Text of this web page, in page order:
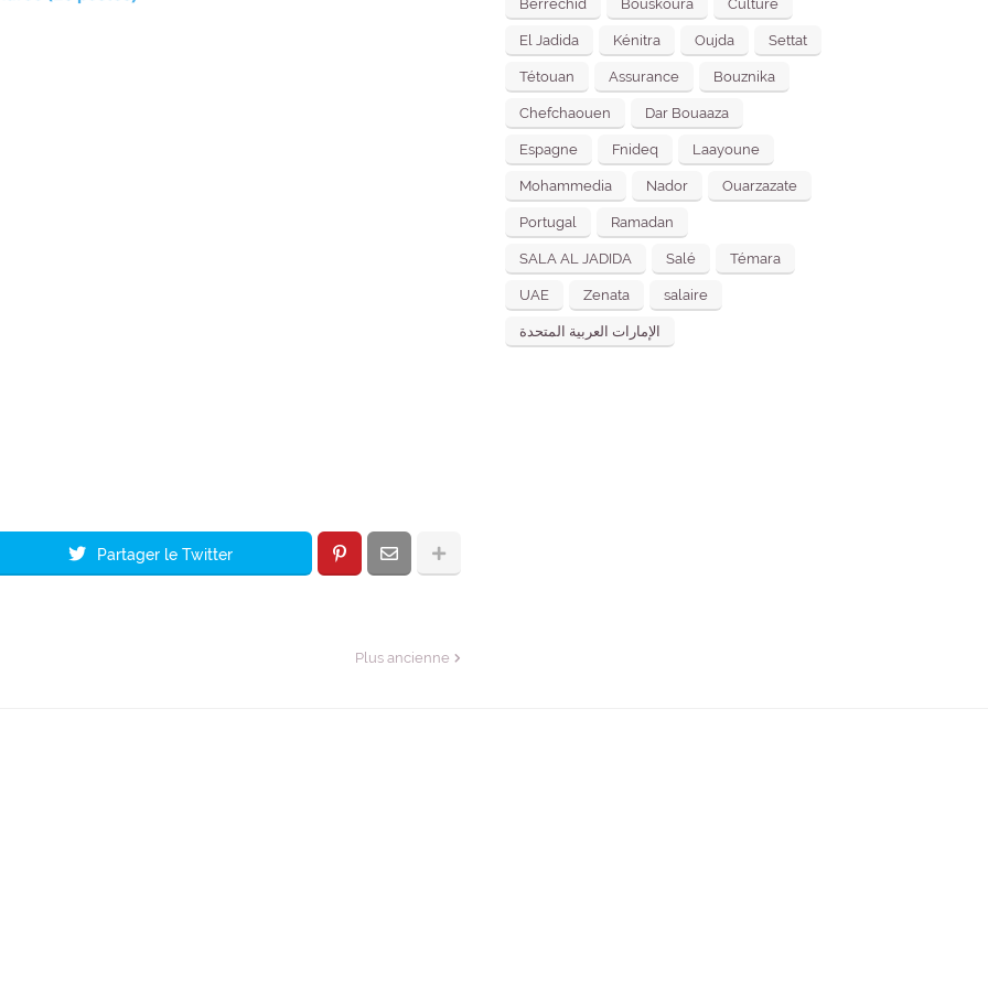
Partager le Twitter
Plus ancienne
Berrechid Bouskoura Culture
El Jadida Kénitra Oujda Settat
Tétouan Assurance Bouznika
Chefchaouen Dar Bouaaza
Espagne Fnideq Laayoune
Mohammedia Nador Ouarzazate
Portugal Ramadan
SALA AL JADIDA Salé Témara
UAE Zenata salaire
الإمارات العربية المتحدة